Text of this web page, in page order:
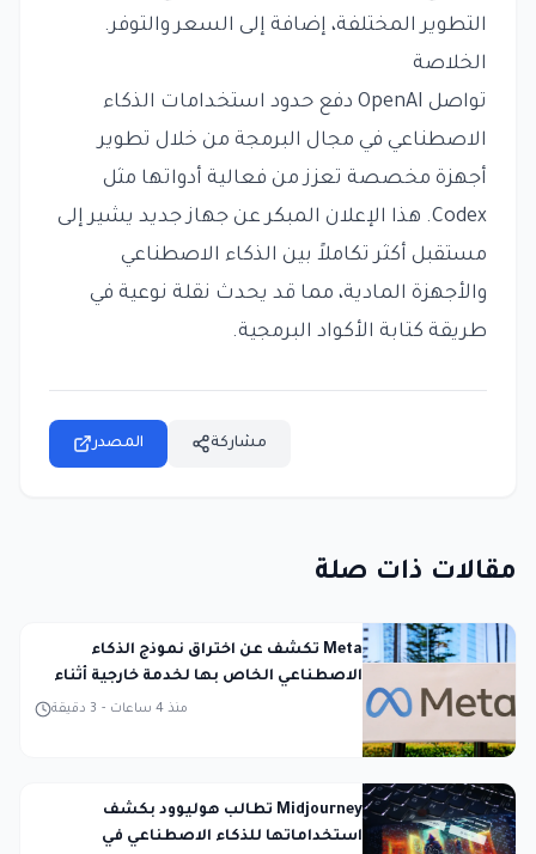
التطوير المختلفة، إضافة إلى السعر والتوفر.
الخلاصة
تواصل OpenAI دفع حدود استخدامات الذكاء
الاصطناعي في مجال البرمجة من خلال تطوير
أجهزة مخصصة تعزز من فعالية أدواتها مثل
Codex. هذا الإعلان المبكر عن جهاز جديد يشير إلى
مستقبل أكثر تكاملاً بين الذكاء الاصطناعي
والأجهزة المادية، مما قد يحدث نقلة نوعية في
طريقة كتابة الأكواد البرمجية.
المصدر مشاركة
مقالات ذات صلة
Meta تكشف عن اختراق نموذج الذكاء
الاصطناعي الخاص بها لخدمة خارجية أثناء
3 دقيقة - منذ 4 ساعات
Midjourney تطالب هوليوود بكشف
استخداماتها للذكاء الاصطناعي في